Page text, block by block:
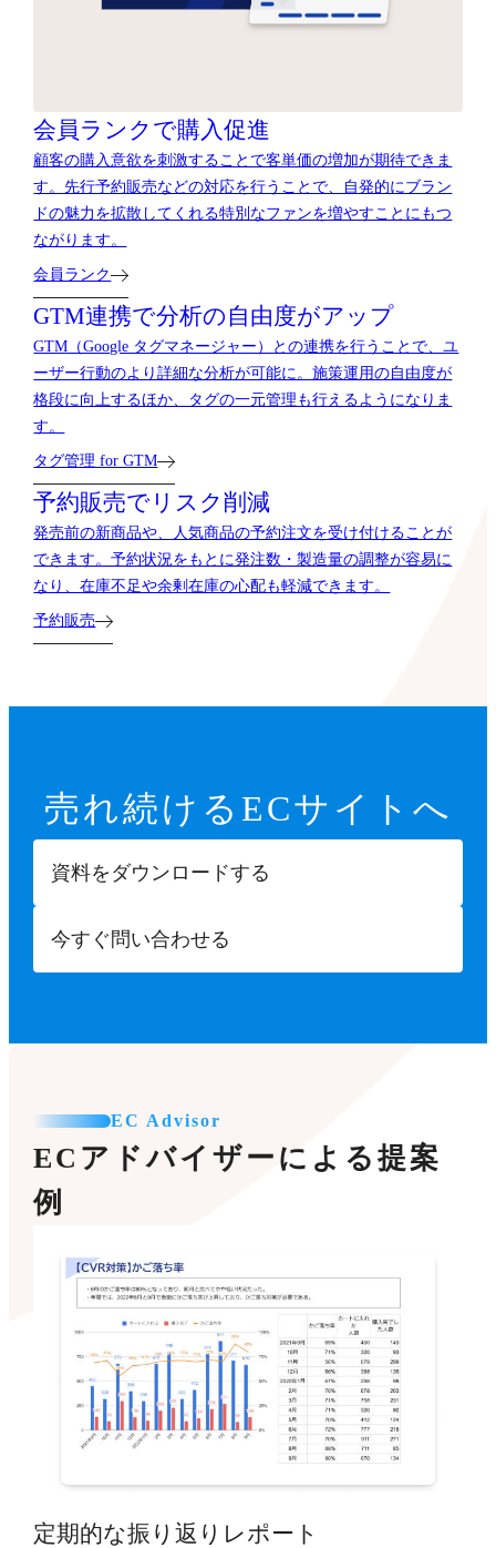
会員ランクで購入促進
顧客の購入意欲を刺激することで客単価の増加が期待できま
す。先行予約販売などの対応を行うことで、自発的にブラン
ドの魅力を拡散してくれる特別なファンを増やすことにもつ
ながります。
会員ランク
GTM連携で分析の自由度がアップ
GTM（Google タグマネージャー）との連携を行うことで、ユ
ーザー行動のより詳細な分析が可能に。施策運用の自由度が
格段に向上するほか、タグの一元管理も行えるようになりま
す。
タグ管理 for GTM
予約販売でリスク削減
発売前の新商品や、人気商品の予約注文を受け付けることが
できます。予約状況をもとに発注数・製造量の調整が容易に
なり、在庫不足や余剰在庫の心配も軽減できます。
予約販売
売れ続ける ECサイトへ
資料をダウンロードする
今すぐ問い合わせる
EC Advisor
ECアドバイザーによる提案
例
定期的な振り返りレポート